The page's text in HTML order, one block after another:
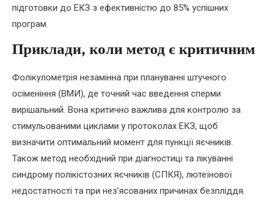
підготовки до ЕКЗ з ефективністю до 85% успішних
програм.
Приклади, коли метод є критичним
Фолікулометрія незамінна при плануванні штучного
осіменіння (ВМИ), де точний час введення сперми
вирішальний. Вона критично важлива для контролю за
стимульованими циклами у протоколах ЕКЗ, щоб
визначити оптимальний момент для пункції яєчників.
Також метод необхідний при діагностиці та лікуванні
синдрому полікістозних яєчників (СПКЯ), лютеїнової
недостатності та при нез’ясованих причинах безпліддя.